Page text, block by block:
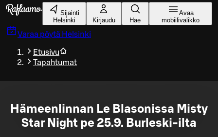
Siirry pääsisältöön
Sijainti
Helsinki
Kirjaudu Hae
Avaa
mobiilivalikko
Varaa pöytä Helsinki
Etusivu
Tapahtumat
Hämeenlinnan Le Blasonissa Misty
Star Night pe 25.9. Burleski-ilta